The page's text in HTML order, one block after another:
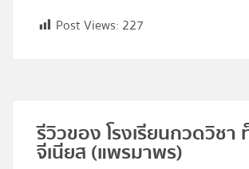
Post Views: 227
รีวิวของ โรงเรียนกวดวิชา
จีเนียส (แพรมาพร)